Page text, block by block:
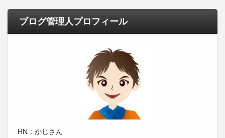
ブログ管理人プロフィール
HN：かじさん